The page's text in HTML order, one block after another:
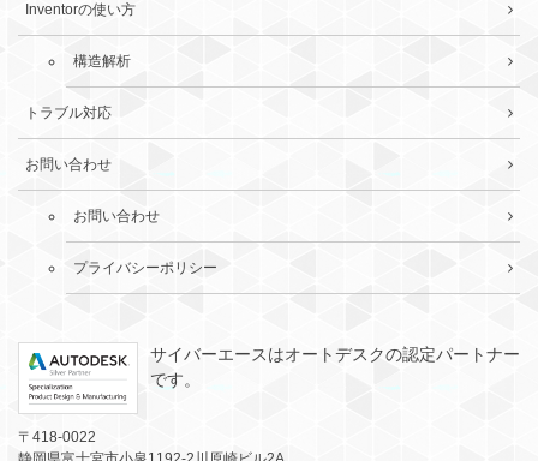
Inventorの使い方
構造解析
トラブル対応
お問い合わせ
お問い合わせ
プライバシーポリシー
サイバーエースはオートデスクの認定パートナー
です。
〒418-0022